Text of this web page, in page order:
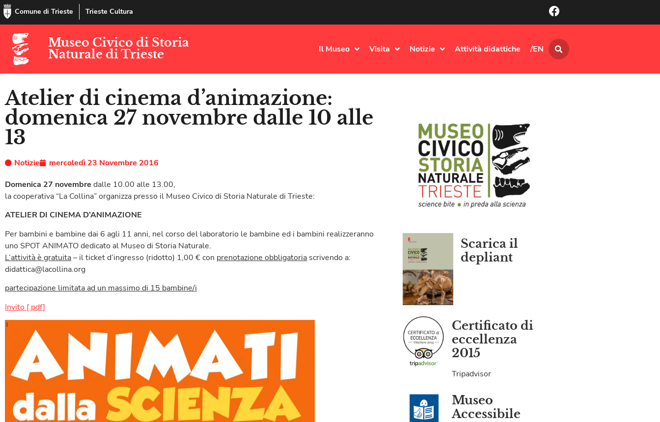
Comune di Trieste Trieste Cultura
Museo Civico di Storia
Naturale di Trieste
Il Museo Visita Notizie Attività didattiche /EN
Atelier di cinema d’animazione:
domenica 27 novembre dalle 10 alle
13
Notizie
mercoledì 23 Novembre 2016
Domenica 27 novembre dalle 10.00 alle 13.00,
la cooperativa “La Collina” organizza presso il Museo Civico di Storia Naturale di Trieste:
ATELIER DI CINEMA D’ANIMAZIONE
Per bambini e bambine dai 6 agli 11 anni, nel corso del laboratorio le bambine ed i bambini realizzeranno
uno SPOT ANIMATO dedicato al Museo di Storia Naturale.
L’attività è gratuita– il ticket d’ingresso (ridotto) 1,00 € con prenotazione obbligatoria scrivendo a:
didattica@lacollina.org
partecipazione limitata ad un massimo di 15 bambine/i
Invito [.pdf]
Scarica il
depliant
Certificato di
eccellenza
2015
Tripadvisor
Museo
Accessibile